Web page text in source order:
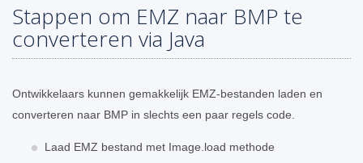
Stappen om EMZ naar BMP te
converteren via Java
Ontwikkelaars kunnen gemakkelijk EMZ-bestanden laden en
converteren naar BMP in slechts een paar regels code.
Laad EMZ bestand met Image.load methode